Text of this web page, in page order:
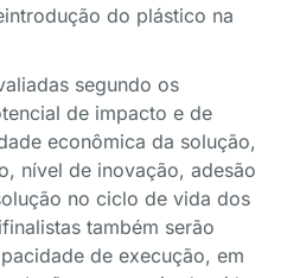
do plástico na
segundo os
de impacto e de
econômica da solução,
nível de inovação, adesão
no ciclo de vida dos
também serão
de execução, em